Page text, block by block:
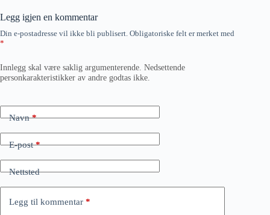
Legg igjen en kommentar
Din e-postadresse vil ikke bli publisert. Obligatoriske felt er merket med
*
Innlegg skal være saklig argumenterende. Nedsettende
personkarakteristikker av andre godtas ikke.
Navn*
E-post*
Nettsted
Legg til kommentar *